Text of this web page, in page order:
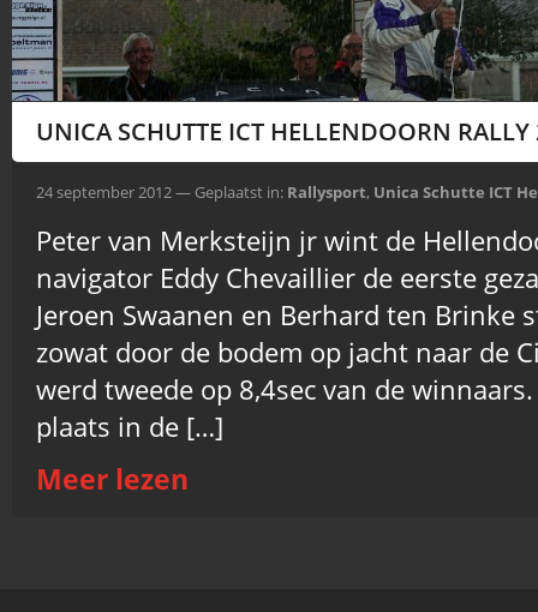
UNICA SCHUTTE ICT HELLENDOORN RALLY
24 september 2012 — Geplaatst in: Rallysport, Unica Schutte ICT
Peter van Merksteijn jr wint de
navigator Eddy Chevaillier de eerste
Jeroen Swaanen en Berhard ten Brinke
zowat door de bodem op jacht naar de
werd tweede op 8,4sec van de
plaats in de […]
Meer lezen